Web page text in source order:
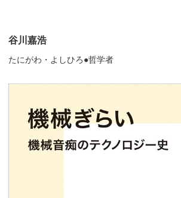
谷川嘉浩
たにがわ・よしひろ●哲学者